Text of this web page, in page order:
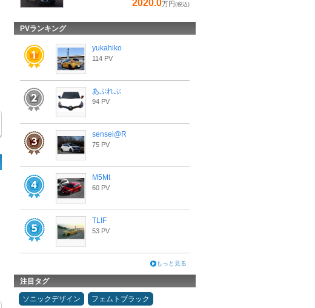
2020.0万円 (税込)
PVランキング
yukahiko
114 PV
あぷれぶ
94 PV
sensei@R
75 PV
M5Mt
60 PV
TLIF
53 PV
もっと見る
注目タグ
ソニックデザイン
フェムトブラック